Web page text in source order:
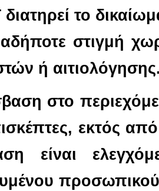
το
στιγμή
ή
στο
εκτός
είναι